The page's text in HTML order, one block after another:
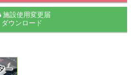
施設使用変更届
ダウンロード